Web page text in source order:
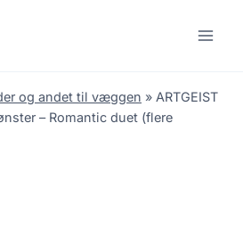
og andet til væggen » ARTGEIST
– Romantic duet (flere